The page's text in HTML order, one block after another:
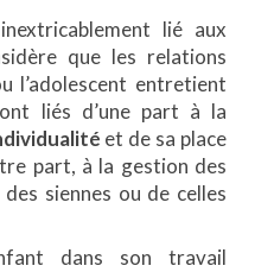
lié aux
que les relations
l’adolescent entretient
liés d’une part à la
et de sa place
part, à la gestion des
des siennes ou de celles
dans son travail